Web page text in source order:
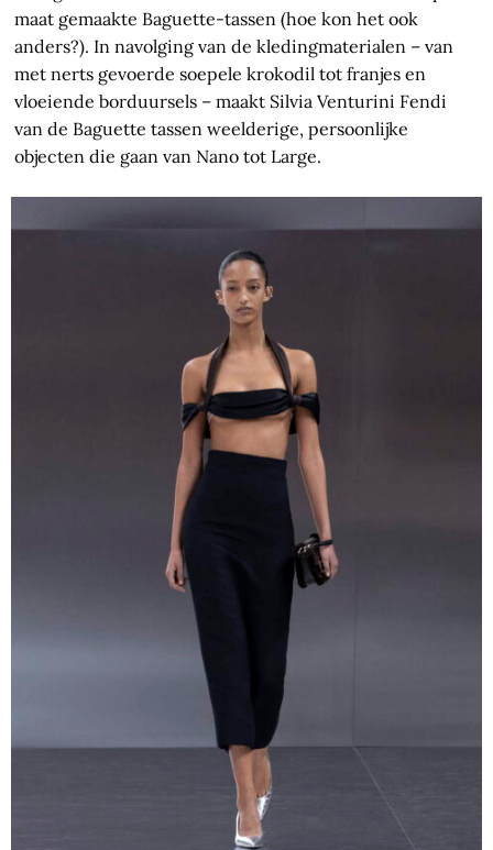
maat gemaakte Baguette-tassen (hoe kon het ook
anders?). In navolging van de kledingmaterialen – van
met nerts gevoerde soepele krokodil tot franjes en
vloeiende borduursels – maakt Silvia Venturini Fendi
van de Baguette tassen weelderige, persoonlijke
objecten die gaan van Nano tot Large.